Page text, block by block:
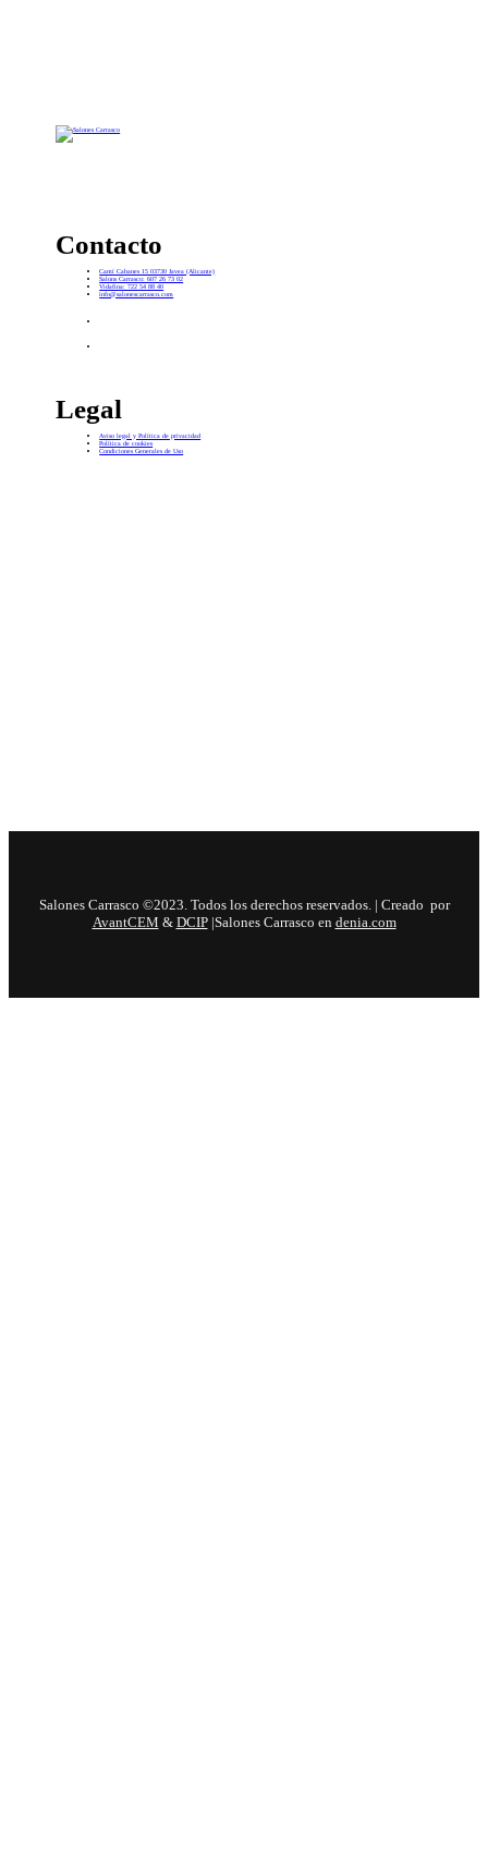
Contacto
Camí Cabanes 15 03730 Javea (Alicante)
Salons Carrasco: 607 26 73 02
Vidafina: 722 54 88 40
info@salonescarrasco.com
Legal
Aviso legal y Política de privacidad
Política de cookies
Condiciones Generales de Uso
Salones Carrasco ©2023. Todos los derechos reservados. | Creado por
AvantCEM & DCIP|Salones Carrasco en denia.com